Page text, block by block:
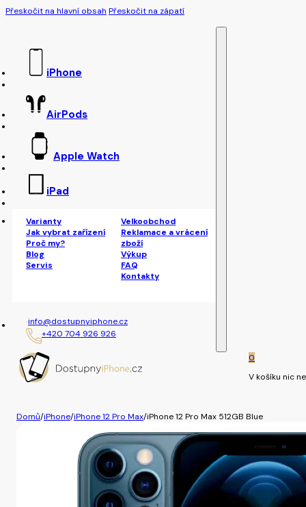
Přeskočit na hlavní obsah Přeskočit na zápatí
iPhone
AirPods
Apple Watch
iPad
Varianty
Jak vybrat zařízení
Proč my?
Blog
Servis
Velkoobchod
Reklamace a vrácení
zboží
Výkup
FAQ
Kontakty
info@dostupnyiphone.cz
+420 704 926 926
0
V košíku nic
Domů/iPhone/iPhone 12 Pro Max/iPhone 12 Pro Max 512GB Blue